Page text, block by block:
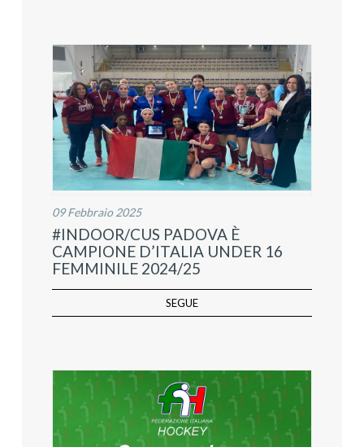
09 Febbraio 2025
#INDOOR/CUS PADOVA È
CAMPIONE D’ITALIA UNDER 16
FEMMINILE 2024/25
SEGUE